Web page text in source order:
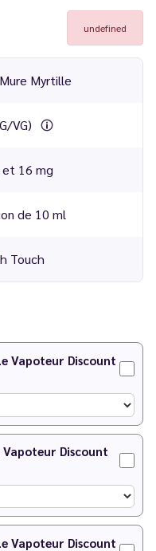
undefined
Myrtille
VG)
16 mg
de 10 ml
Touch
Discount !
Vapoteur Discount
Vapoteur Discount
Vapoteur Discount